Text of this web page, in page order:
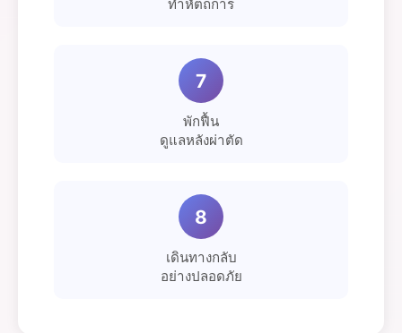
ทำหัตถการ
7
พักฟื้น
ดูแลหลังผ่าตัด
8
เดินทางกลับ
อย่างปลอดภัย